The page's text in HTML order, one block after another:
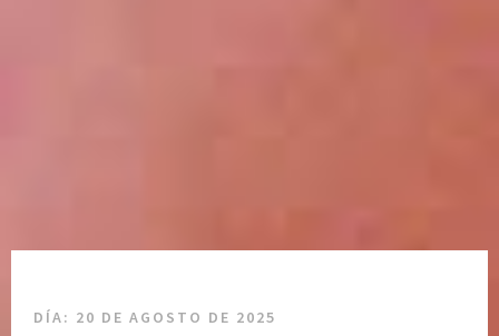
DÍA: 20 DE AGOSTO DE 2025